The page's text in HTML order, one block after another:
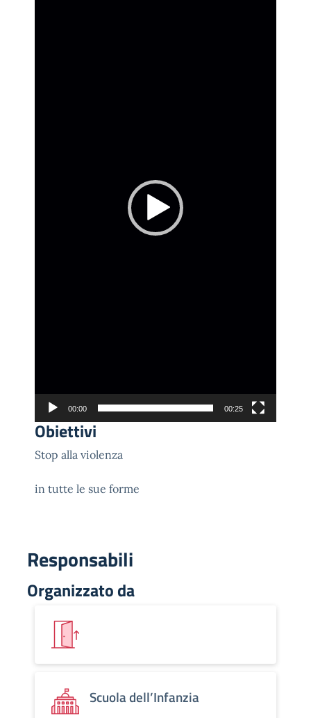
00:00 00:25
Obiettivi
Stop alla violenza
in tutte le sue forme
Responsabili
Organizzato da
Scuola dell’Infanzia